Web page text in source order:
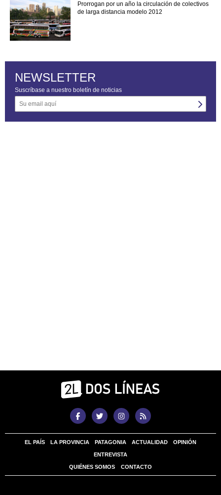
Prorrogan por un año la circulación de colectivos
de larga distancia modelo 2012
NEWSLETTER
Suscríbase a nuestro boletín de noticias
EL PAÍS LA PROVINCIA PATAGONIA ACTUALIDAD OPINIÓN
ENTREVISTA
QUIÉNES SOMOS CONTACTO